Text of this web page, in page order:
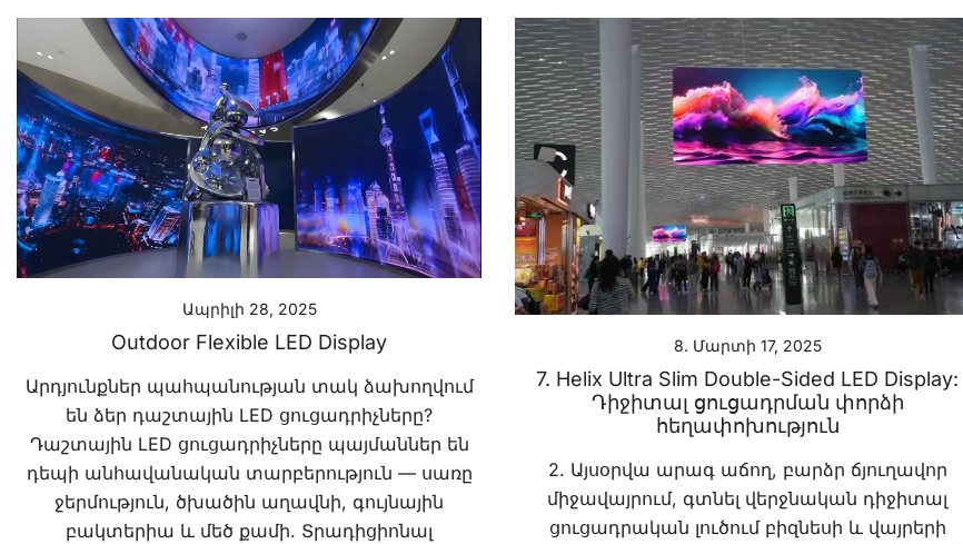
Ապրիլի 28, 2025
Outdoor Flexible LED Display
Արդյունքներ պահպանության տակ ձախողվում
են ձեր դաշտային LED ցուցադրիչները?
Դաշտային LED ցուցադրիչները պայմաններ են
դեպի անհավանական տարբերություն — սառը
ջերմություն, ծխածին աղավնի, գույնային
բակտերիա և մեծ քամի. Տրադիցիոնալ
8. Մարտի 17, 2025
7. Helix Ultra Slim Double-Sided LED Display:
Դիջիտալ ցուցադրման փորձի
հեղափոխություն
2. Այսօրվա արագ աճող, բարձր ճյուղավոր
միջավայրում, գտնել վերջնական դիջիտալ
ցուցադրական լուծում բիզնեսի և վայրերի